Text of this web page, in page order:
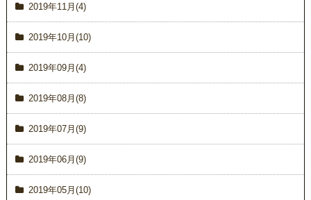
2019年11月(4)
2019年10月(10)
2019年09月(4)
2019年08月(8)
2019年07月(9)
2019年06月(9)
2019年05月(10)